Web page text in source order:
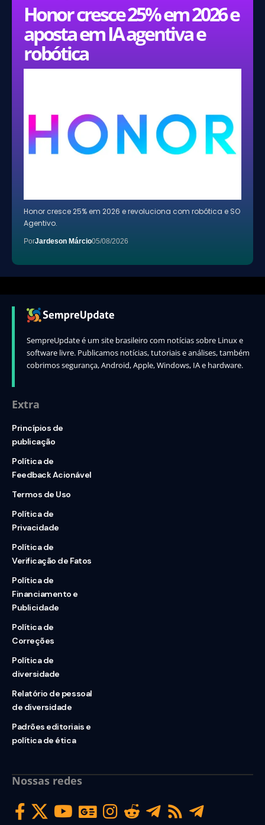
Honor cresce 25% em 2026 e
aposta em IA agentiva e
robótica
Honor cresce 25% em 2026 e revoluciona com robótica e SO
Agentivo.
PorJardeson Márcio05/08/2026
SempreUpdate é um site brasileiro com notícias sobre Linux e
software livre. Publicamos notícias, tutoriais e análises, também
cobrimos segurança, Android, Apple, Windows, IA e hardware.
Extra
Princípios de
publicação
Política de
Feedback Acionável
Termos de Uso
Política de
Privacidade
Política de
Verificação de Fatos
Política de
Financiamento e
Publicidade
Política de
Correções
Política de
diversidade
Relatório de pessoal
de diversidade
Padrões editoriais e
política de ética
Nossas redes